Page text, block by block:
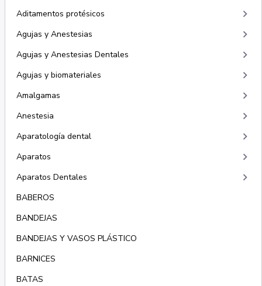
Aditamentos protésicos
keyboard_arrow_right
Agujas y Anestesias keyboard_arrow_right
Agujas y Anestesias Dentales keyboard_arrow_right
Agujas y biomateriales keyboard_arrow_right
Amalgamas keyboard_arrow_right
Anestesia keyboard_arrow_right
Aparatología dental keyboard_arrow_right
Aparatos keyboard_arrow_right
Aparatos Dentales keyboard_arrow_right
BABEROS
BANDEJAS
BANDEJAS Y VASOS PLÁSTICO
BARNICES
BATAS